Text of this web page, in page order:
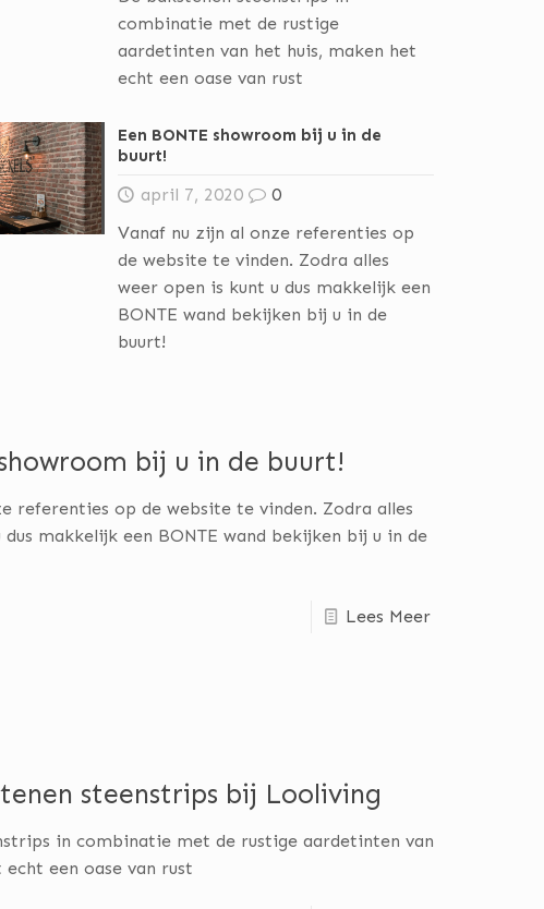
combinatie met de rustige
aardetinten van het huis, maken het
echt een oase van rust
Een BONTE showroom bij u in de
buurt!
april 7, 2020
0
Vanaf nu zijn al onze referenties op
de website te vinden. Zodra alles
weer open is kunt u dus makkelijk een
BONTE wand bekijken bij u in de
buurt!
bij u in de buurt!
referenties op de website te vinden. Zodra alles
makkelijk een BONTE wand bekijken bij u in de
Lees Meer
steenstrips bij Looliving
in combinatie met de rustige aardetinten van
een oase van rust